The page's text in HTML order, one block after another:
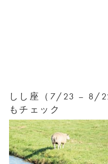
しし座（7/23 – 8/
もチェック